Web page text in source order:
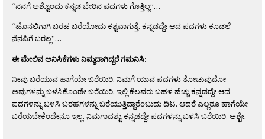
“ನನಗೆ ಅಶ್ಟೊಂದು ಕನ್ನಡ ಬೇರಿನ ಪದಗಳು ಗೊತ್ತಿಲ್ಲ”…
“ಹೊನಲಿಗಾಗಿ ಬರಹ ಬರೆಯೋದು ಕಶ್ಟವಾಗುತ್ತೆ. ಕನ್ನಡದ್ದೇ ಆದ ಪದಗಳು ಕೂಡಲೆ
ನೆನಪಿಗೆ ಬರಲ್ಲ”…
ಈ ಮೇಲಿನ ಅನಿಸಿಕೆಗಳು ನಿಮ್ಮದಾಗಿದ್ದರೆ ಗಮನಿಸಿ:
ನೀವು ಬರೆಯುವ ಹಾಗೆಯೇ ಬರೆಯಿರಿ. ನಿಮಗೆ ಯಾವ ಪದಗಳು ತೋಚುವುದೋ
ಅವುಗಳನ್ನು ಬಳಸಿಕೊಂಡೇ ಬರೆಯಿರಿ. ಇಲ್ಲಿ ಕೆಲವರು ಬಹಳ ಹೆಚ್ಚು ಕನ್ನಡದ್ದೇ ಆದ
ಪದಗಳನ್ನು ಬಳಸಿ ಬರಹಗಳನ್ನು ಬರೆಯುತ್ತಿದ್ದಾರೆಂಬುದು ದಿಟ. ಆದರೆ ಎಲ್ಲರೂ ಹಾಗೆಯೇ
ಬರೆಯಬೇಕೆಂದೇನೂ ಇಲ್ಲ. ನಿಮಗಾದಶ್ಟು ಕನ್ನಡದ್ದೇ ಪದಗಳನ್ನು ಬಳಸಿ ಬರೆಯಿರಿ, ಅಶ್ಟೇ.